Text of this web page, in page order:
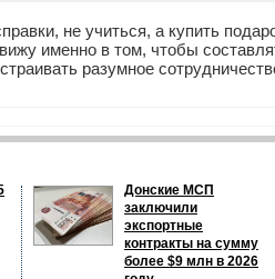
не учиться, а купить
именно в том, чтобы
разумное
Донские МСП
заключили
экспортные
контракты на сумму
более $9 млн в 2026